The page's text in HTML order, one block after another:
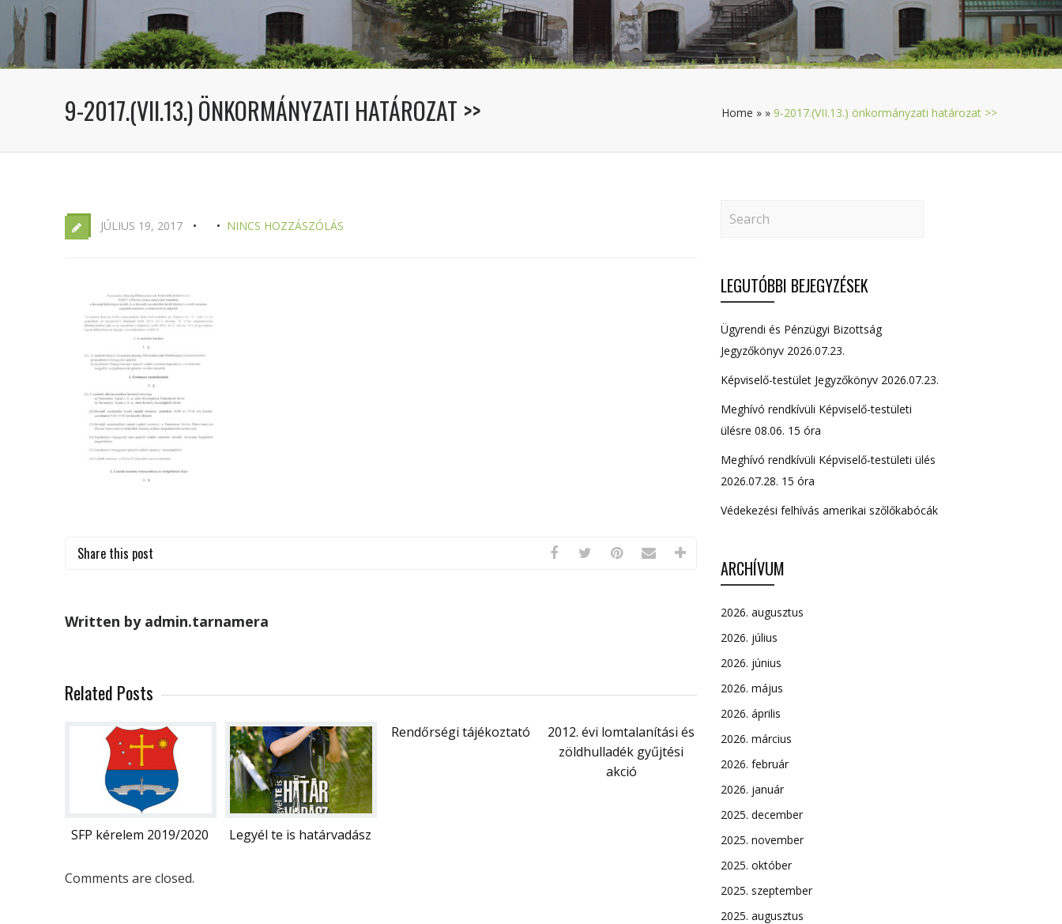
9-2017.(VII.13.) ÖNKORMÁNYZATI HATÁROZAT >> Home » » 9-2017.(VII.13.) önkormányzati határozat >>
JÚLIUS 19, 2017 NINCS HOZZÁSZÓLÁS
Share this post
Written by admin.tarnamera
Related Posts
SFP kérelem 2019/2020 Legyél te is határvadász
Rendőrségi tájékoztató
2012. évi lomtalanítási és
zöldhulladék gyűjtési
akció
Comments are closed.
LEGUTÓBBI BEJEGYZÉSEK
Ügyrendi és Pénzügyi Bizottság
Jegyzőkönyv 2026.07.23.
Képviselő-testület Jegyzőkönyv 2026.07.23.
Meghívó rendkívüli Képviselő-testületi
ülésre 08.06. 15 óra
Meghívó rendkívüli Képviselő-testületi ülés
2026.07.28. 15 óra
Védekezési felhívás amerikai szőlőkabócák
ARCHÍVUM
2026. augusztus
2026. július
2026. június
2026. május
2026. április
2026. március
2026. február
2026. január
2025. december
2025. november
2025. október
2025. szeptember
2025. augusztus